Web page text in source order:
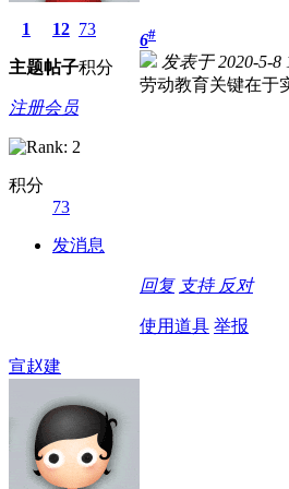
1
主题
12
帖子
73
积分
注册会员
积分
73
发消息
6#
发表于 2020-5-8
劳动教育关键在于
回复 支持 反对
使用道具 举报
宣赵建